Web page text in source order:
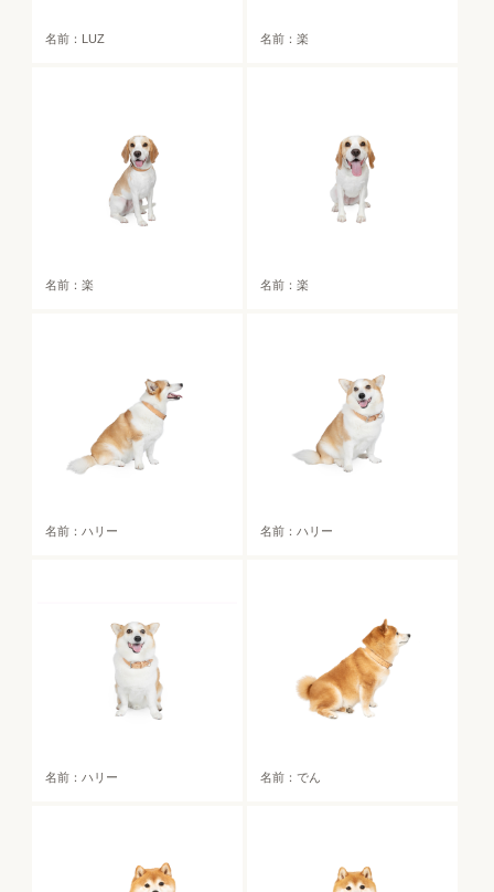
名前：LUZ 名前：楽
名前：楽 名前：楽
名前：ハリー 名前：ハリー
名前：ハリー 名前：でん